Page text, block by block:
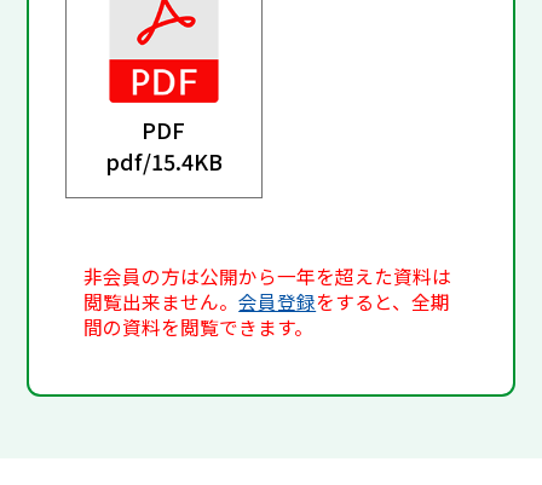
PDF
pdf/15.4KB
非会員の方は公開から一年を超えた資料は
閲覧出来ません。会員登録をすると、全期
間の資料を閲覧できます。